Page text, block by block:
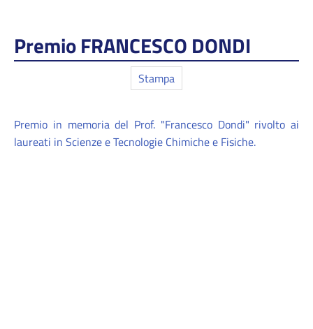
Premio FRANCESCO DONDI
Stampa
Premio in memoria del Prof. "Francesco Dondi" rivolto ai
laureati in Scienze e Tecnologie Chimiche e Fisiche.